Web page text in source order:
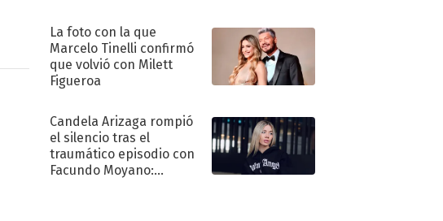
La foto con la que
Marcelo Tinelli confirmó
que volvió con Milett
Figueroa
Candela Arizaga rompió
el silencio tras el
traumático episodio con
Facundo Moyano: